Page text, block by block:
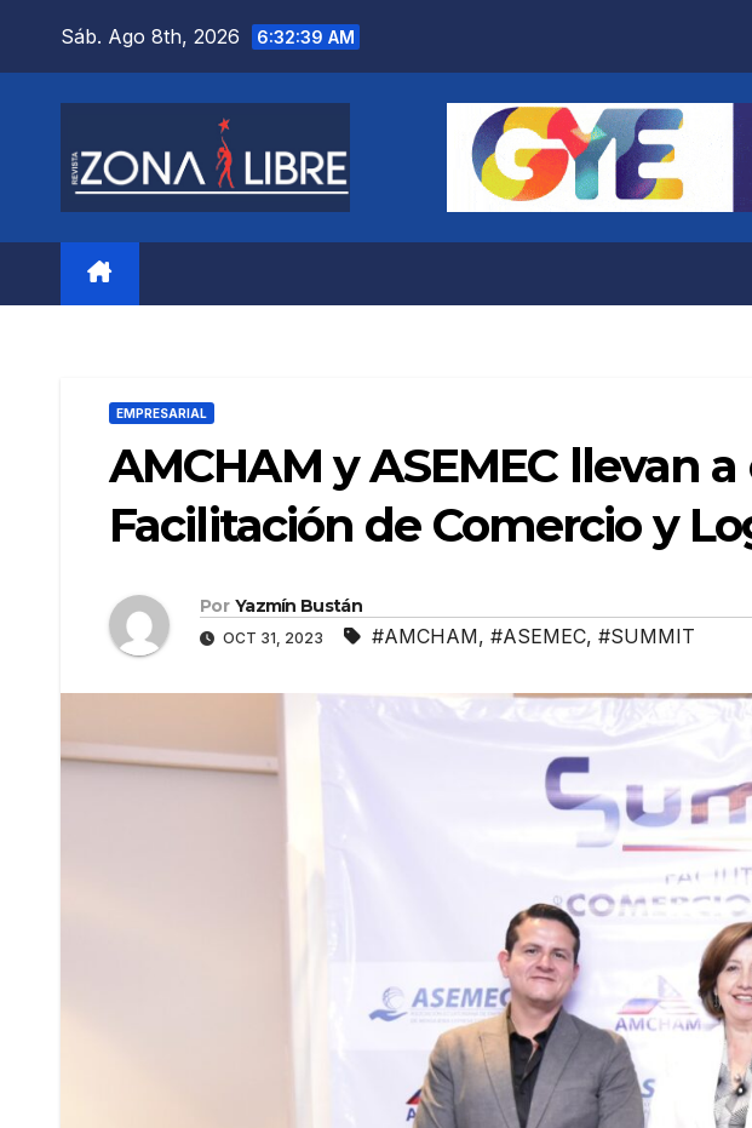
Sáb. Ago 8th, 2026 6:32:40 AM
EMPRESARIAL
AMCHAM y ASEMEC llevan
Facilitación de Comercio y
Por Yazmín Bustán
OCT 31, 2023 #AMCHAM, #ASEMEC, #SUMMIT